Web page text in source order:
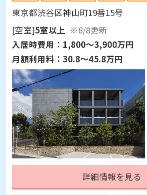
東京都渋谷区神山町19番15号
[空室]5室以上 ※8/8更新
入居時費用： 1,800～3,900万円
月額利用料： 30.8～45.8万円
詳細情報を見る